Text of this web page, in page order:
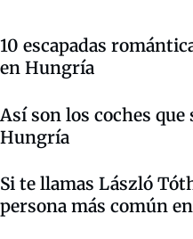
10 escapadas
en Hungría
Así son los coches que
Hungría
Si te llamas László
persona más común